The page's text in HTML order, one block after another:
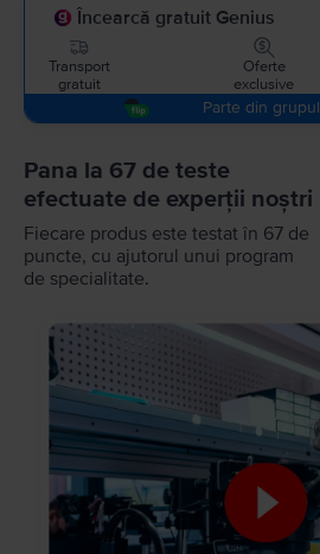
Încearcă gratuit Genius
Transport
gratuit
Oferte
exclusive
Parte din grupul
Pana la 67 de teste
efectuate de experții noștri
Fiecare produs este testat în 67 de
puncte, cu ajutorul unui program
de specialitate.